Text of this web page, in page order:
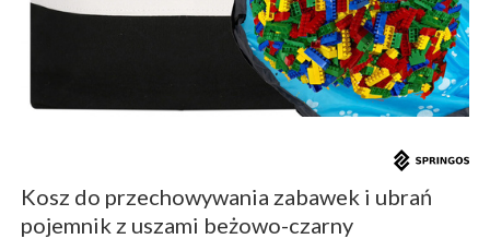
Kosz do przechowywania zabawek i ubrań
pojemnik z uszami beżowo-czarny